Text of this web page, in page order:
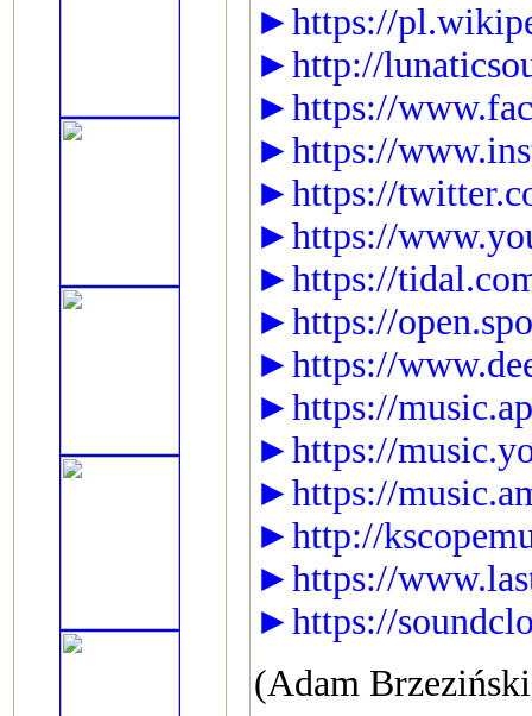
►https://
►http://
►https://
►https://
►https://
►https://
►https://
►https://
►https://
►https://
►https://
►https://
►http://
►https://
►https://
(Adam